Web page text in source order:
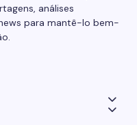
análises
para mantê-lo bem-